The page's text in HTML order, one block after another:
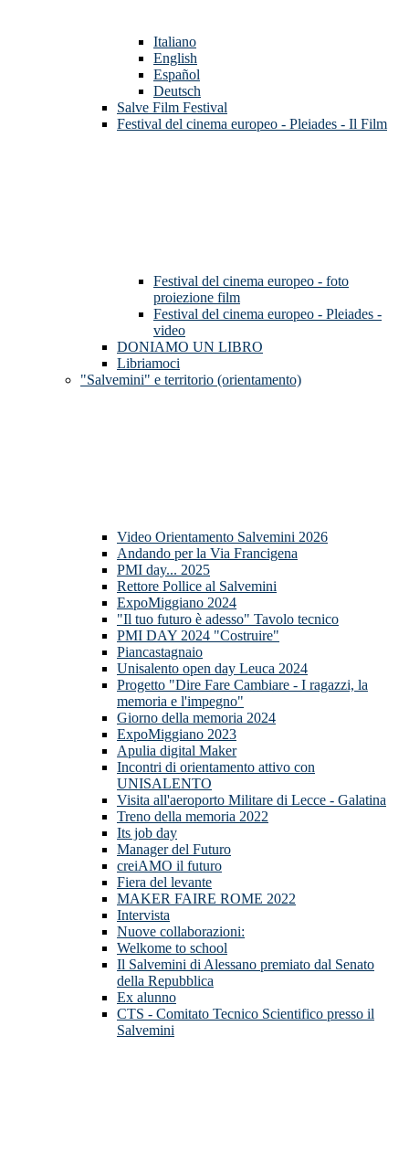
Italiano
English
Español
Deutsch
Salve Film Festival
Festival del cinema europeo - Pleiades - Il Film
Festival del cinema europeo - foto
proiezione film
Festival del cinema europeo - Pleiades -
video
DONIAMO UN LIBRO
Libriamoci
"Salvemini" e territorio (orientamento)
Video Orientamento Salvemini 2026
Andando per la Via Francigena
PMI day... 2025
Rettore Pollice al Salvemini
ExpoMiggiano 2024
"Il tuo futuro è adesso" Tavolo tecnico
PMI DAY 2024 "Costruire"
Piancastagnaio
Unisalento open day Leuca 2024
Progetto "Dire Fare Cambiare - I ragazzi, la
memoria e l'impegno"
Giorno della memoria 2024
ExpoMiggiano 2023
Apulia digital Maker
Incontri di orientamento attivo con
UNISALENTO
Visita all'aeroporto Militare di Lecce - Galatina
Treno della memoria 2022
Its job day
Manager del Futuro
creiAMO il futuro
Fiera del levante
MAKER FAIRE ROME 2022
Intervista
Nuove collaborazioni:
Welkome to school
Il Salvemini di Alessano premiato dal Senato
della Repubblica
Ex alunno
CTS - Comitato Tecnico Scientifico presso il
Salvemini